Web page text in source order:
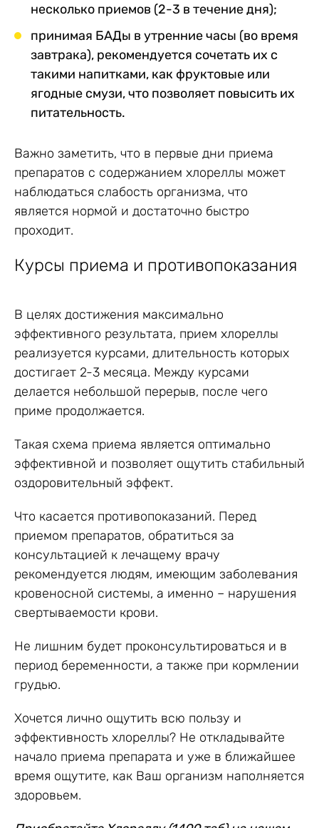
несколько приемов (2-3 в течение дня);
принимая БАДы в утренние часы (во время
завтрака), рекомендуется сочетать их с
такими напитками, как фруктовые или
ягодные смузи, что позволяет повысить их
питательность.
Важно заметить, что в первые дни приема
препаратов с содержанием хлореллы может
наблюдаться слабость организма, что
является нормой и достаточно быстро
проходит.
Курсы приема и противопоказания
В целях достижения максимально
эффективного результата, прием хлореллы
реализуется курсами, длительность которых
достигает 2-3 месяца. Между курсами
делается небольшой перерыв, после чего
приме продолжается.
Такая схема приема является оптимально
эффективной и позволяет ощутить стабильный
оздоровительный эффект.
Что касается противопоказаний. Перед
приемом препаратов, обратиться за
консультацией к лечащему врачу
рекомендуется людям, имеющим заболевания
кровеносной системы, а именно – нарушения
свертываемости крови.
Не лишним будет проконсультироваться и в
период беременности, а также при кормлении
грудью.
Хочется лично ощутить всю пользу и
эффективность хлореллы? Не откладывайте
начало приема препарата и уже в ближайшее
время ощутите, как Ваш организм наполняется
здоровьем.